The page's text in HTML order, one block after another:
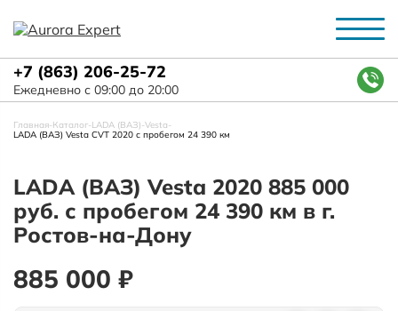
+7 (863) 206-25-72
Ежедневно с 09:00 до 20:00
Главная-Каталог-LADA (ВАЗ)-Vesta-
LADA (ВАЗ) Vesta CVT 2020 с пробегом 24 390 км
LADA (ВАЗ) Vesta 2020 885 000
руб. с пробегом 24 390 км в г.
Ростов-на-Дону
885 000 ₽